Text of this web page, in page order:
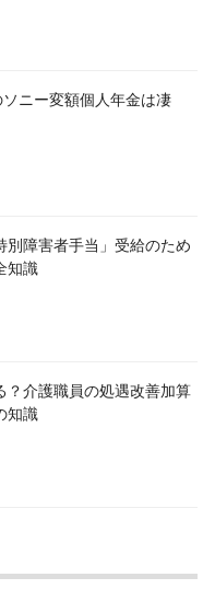
ニー変額個人年金は凄
別障害者手当」受給のため
知識
？介護職員の処遇改善加算
知識